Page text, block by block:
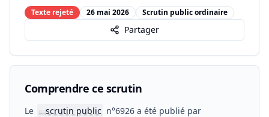
Texte rejeté 26 mai 2026 Scrutin public ordinaire
Partager
Comprendre ce scrutin
Le 📖scrutin public n°6926 a été publié par